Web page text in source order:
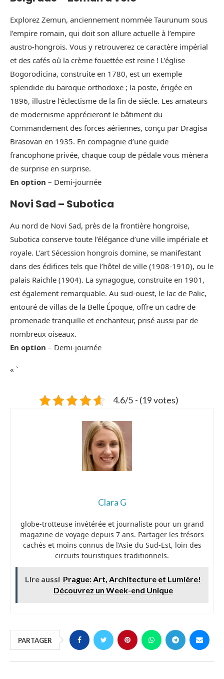
Explorez Zemun, anciennement nommée Taurunum sous
l’empire romain, qui doit son allure actuelle à l’empire
austro-hongrois. Vous y retrouverez ce caractère impérial
et des cafés où la crème fouettée est reine ! L’église
Bogorodicina, construite en 1780, est un exemple
splendide du baroque orthodoxe ; la poste, érigée en
1896, illustre l’éclectisme de la fin de siècle. Les amateurs
de modernisme apprécieront le bâtiment du
Commandement des forces aériennes, conçu par Dragisa
Brasovan en 1935. En compagnie d’une guide
francophone privée, chaque coup de pédale vous mènera
de surprise en surprise.
En option – Demi-journée
Novi Sad – Subotica
Au nord de Novi Sad, près de la frontière hongroise,
Subotica conserve toute l’élégance d’une ville impériale et
royale. L’art Sécession hongrois domine, se manifestant
dans des édifices tels que l’hôtel de ville (1908-1910), ou le
palais Raichle (1904). La synagogue, construite en 1901,
est également remarquable. Au sud-ouest, le lac de Palic,
entouré de villas de la Belle Époque, offre un cadre de
promenade tranquille et enchanteur, prisé aussi par de
nombreux oiseaux.
En option – Demi-journée
« `
4.6/5 - (19 votes)
Clara G
globe-trotteuse invétérée et journaliste pour un grand
magazine de voyage depuis 7 ans. Partager les trésors
cachés et moins connus de l’Asie du Sud-Est, loin des
circuits touristiques traditionnels.
Lire aussi Prague: Art, Architecture et Lumière!
Découvrez un Week-end Unique
PARTAGER